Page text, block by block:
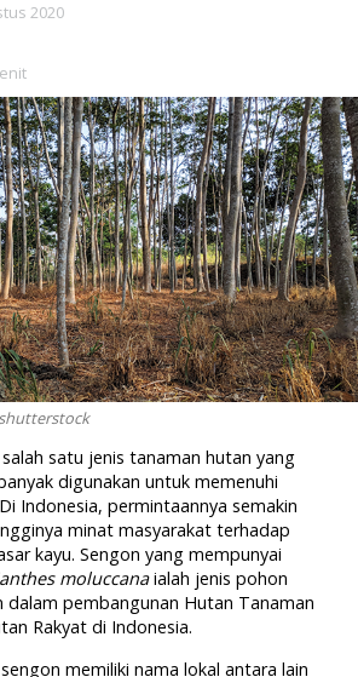
2020
satu jenis tanaman hutan yang
digunakan untuk memenuhi
Indonesia, permintaannya semakin
minat masyarakat terhadap
kayu. Sengon yang mempunyai
moluccana ialah jenis pohon
dalam pembangunan Hutan Tanaman
Rakyat di Indonesia.
memiliki nama lokal antara lain